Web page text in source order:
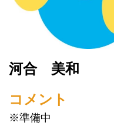
河合 美和
コメント
※準備中